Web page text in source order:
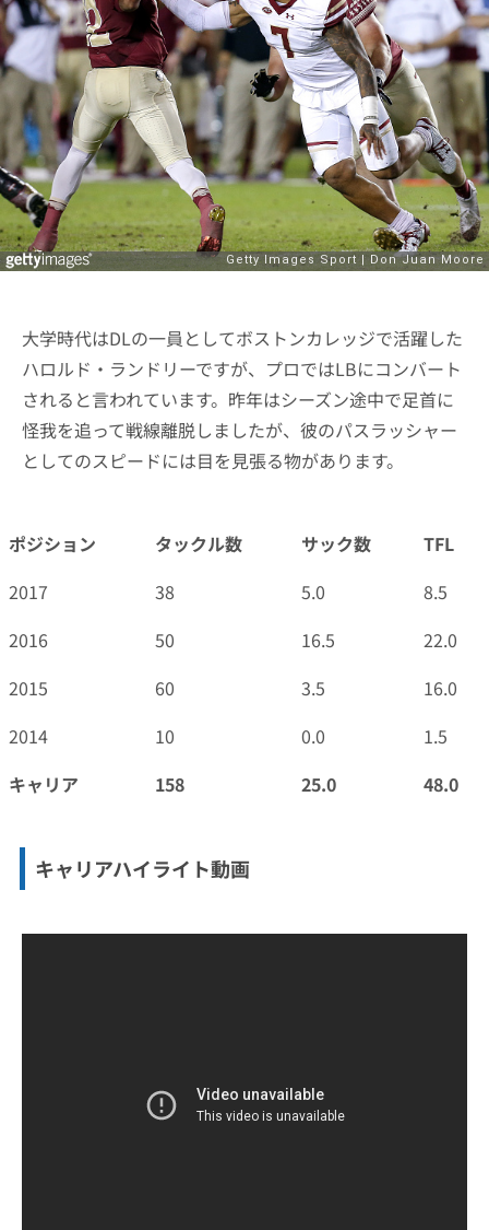
大学時代はDLの一員としてボストンカレッジで活躍した
ハロルド・ランドリーですが、プロではLBにコンバート
されると言われています。昨年はシーズン途中で足首に
怪我を追って戦線離脱しましたが、彼のパスラッシャー
としてのスピードには目を見張る物があります。
ポジション タックル数 サック数
TFL
2017
38 5.0
8.5
2016
50 16.5
22.0
2015
60 3.5
16.0
2014
10 0.0
1.5
キャリア
158 25.0 48.0
キャリアハイライト動画